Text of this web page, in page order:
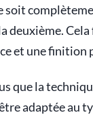
soit
deuxième.
et une finition
que la
adaptée au